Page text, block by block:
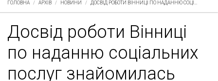
ГОЛОВНА АРХІВ НОВИНИ ДОСВІД РОБОТИ ВІННИЦІ ПО НАДАННЮ СОЦІ...
Досвід роботи Вінниці
по наданню соціальних
послуг знайомилась